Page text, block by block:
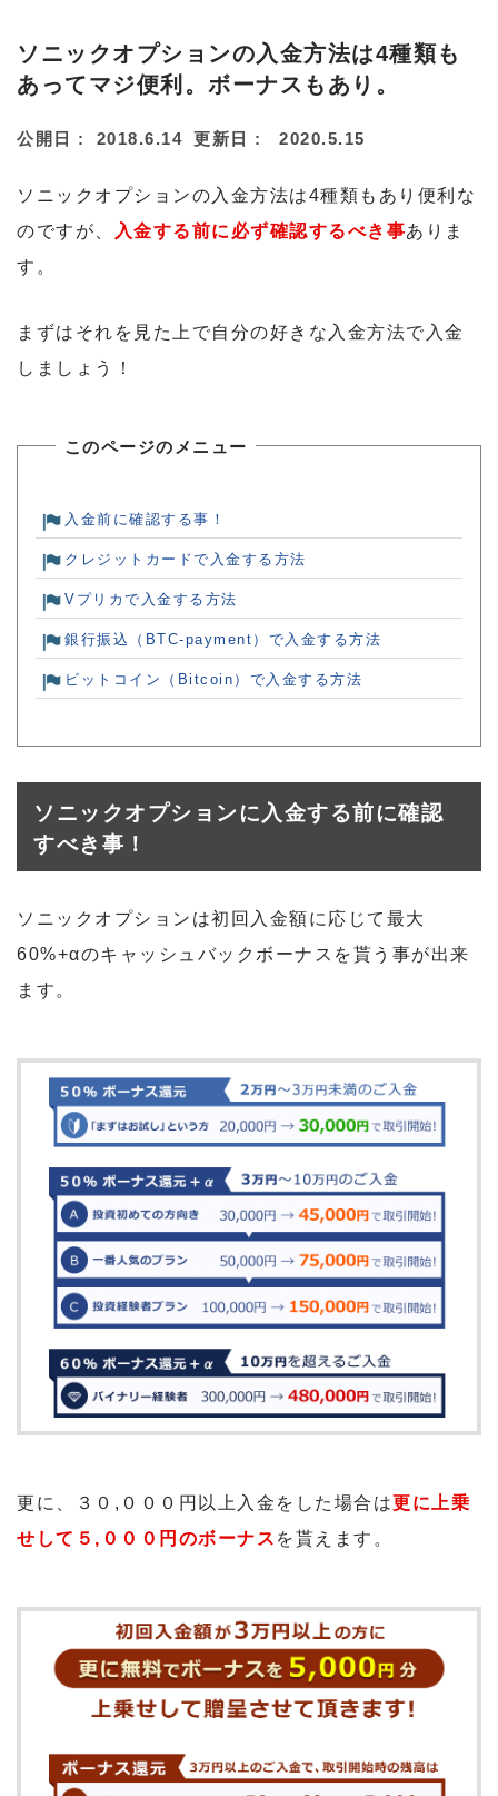
ソニックオプションの入金方法は4種類も
あってマジ便利。ボーナスもあり。
公開日 : 2018.6.14 更新日 : 2020.5.15
ソニックオプションの入金方法は4種類もあり便利な
のですが、
入金する前に必ず確認するべき事ありま
す。
まずはそれを見た上で自分の好きな入金方法で入金
しましょう！
このページのメニュー
入金前に確認する事！
クレジットカードで入金する方法
Vプリカで入金する方法
銀行振込（BTC-payment）で入金する方法
ビットコイン（Bitcoin）で入金する方法
ソニックオプションに入金する前に確認
すべき事！
ソニックオプションは初回入金額に応じて最大
60%+αのキャッシュバックボーナスを貰う事が出来
ます。
更に、３０,０００円以上入金をした場合は更に上乗
せして５,０００円のボーナス を貰えます。